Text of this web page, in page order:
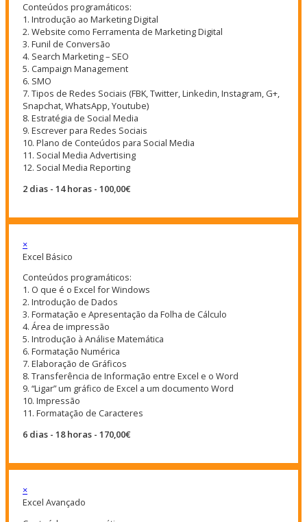
Conteúdos programáticos:
1. Introdução ao Marketing Digital
2. Website como Ferramenta de Marketing Digital
3. Funil de Conversão
4. Search Marketing – SEO
5. Campaign Management
6. SMO
7. Tipos de Redes Sociais (FBK, Twitter, Linkedin, Instagram, G+,
Snapchat, WhatsApp, Youtube)
8. Estratégia de Social Media
9. Escrever para Redes Sociais
10. Plano de Conteúdos para Social Media
11. Social Media Advertising
12. Social Media Reporting
2 dias - 14 horas - 100,00€
×
Excel Básico
Conteúdos programáticos:
1. O que é o Excel for Windows
2. Introdução de Dados
3. Formatação e Apresentação da Folha de Cálculo
4. Área de impressão
5. Introdução à Análise Matemática
6. Formatação Numérica
7. Elaboração de Gráficos
8. Transferência de Informação entre Excel e o Word
9. “Ligar” um gráfico de Excel a um documento Word
10. Impressão
11. Formatação de Caracteres
6 dias - 18 horas - 170,00€
×
Excel Avançado